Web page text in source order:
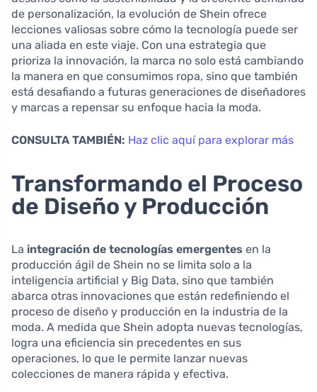
de personalización, la evolución de Shein ofrece
lecciones valiosas sobre cómo la tecnología puede ser
una aliada en este viaje. Con una estrategia que
prioriza la innovación, la marca no solo está cambiando
la manera en que consumimos ropa, sino que también
está desafiando a futuras generaciones de diseñadores
y marcas a repensar su enfoque hacia la moda.
CONSULTA TAMBIÉN: Haz clic aquí para explorar más
Transformando el Proceso
de Diseño y Producción
La integración de tecnologías emergentes en la
producción ágil de Shein no se limita solo a la
inteligencia artificial y Big Data, sino que también
abarca otras innovaciones que están redefiniendo el
proceso de diseño y producción en la industria de la
moda. A medida que Shein adopta nuevas tecnologías,
logra una eficiencia sin precedentes en sus
operaciones, lo que le permite lanzar nuevas
colecciones de manera rápida y efectiva.